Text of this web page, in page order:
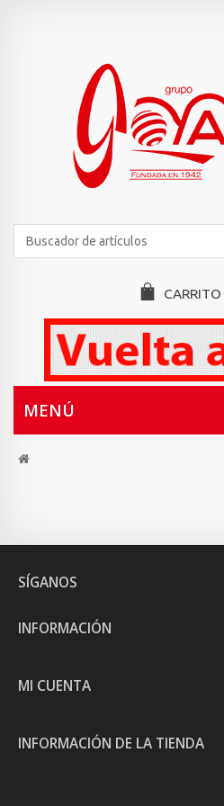
CARRITO
MENÚ
SÍGANOS
INFORMACIÓN
MI CUENTA
INFORMACIÓN DE LA TIENDA